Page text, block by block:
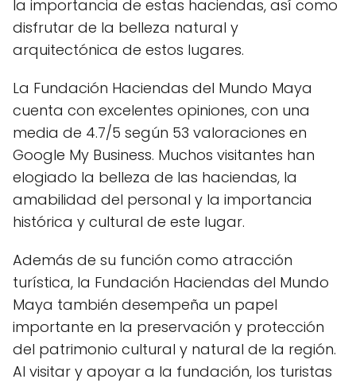
la importancia de estas haciendas, así como
disfrutar de la belleza natural y
arquitectónica de estos lugares.
La Fundación Haciendas del Mundo Maya
cuenta con excelentes opiniones, con una
media de 4.7/5 según 53 valoraciones en
Google My Business. Muchos visitantes han
elogiado la belleza de las haciendas, la
amabilidad del personal y la importancia
histórica y cultural de este lugar.
Además de su función como atracción
turística, la Fundación Haciendas del Mundo
Maya también desempeña un papel
importante en la preservación y protección
del patrimonio cultural y natural de la región.
Al visitar y apoyar a la fundación, los turistas